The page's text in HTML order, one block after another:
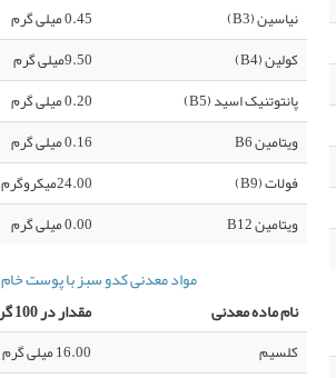
نیاسین (B3)
0.45 میلی گرم
کولین (B4)
9.50میلی گرم
پانتوتنیک اسید (B5)
0.20 میلی گرم
ویتامین B6
0.16 میلی گرم
فولات (B9)
24.00میکروگرم
ویتامین B12
0.00 میلی گرم
مواد معدنی کدو سبز با پوست خام
نام ماده معدنی
مقدار در 100 گرم
کلسیم
16.00 میلی گرم